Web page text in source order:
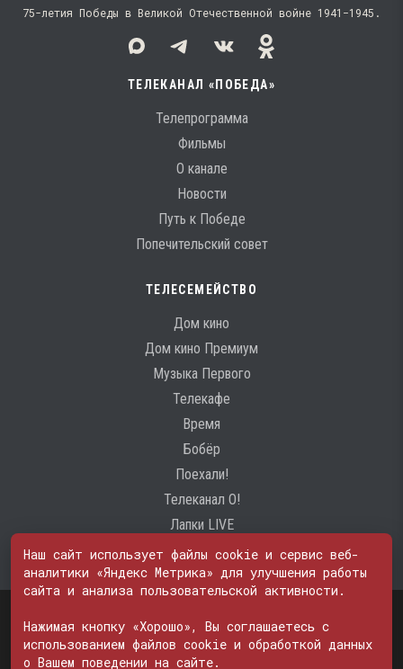
75-летия Победы в Великой Отечественной войне 1941−1945.
ТЕЛЕКАНАЛ «ПОБЕДА»
Телепрограмма
Фильмы
О канале
Новости
Путь к Победе
Попечительский совет
ТЕЛЕСЕМЕЙСТВО
Дом кино
Дом кино Премиум
Музыка Первого
Телекафе
Время
Бобёр
Поехали!
Телеканал О!
Лапки LIVE
№ ФС 77 - 74600
© 2000—2026. Редакция телеканала «ПОБЕДА». Все права на любые
материалы, опубликованные на сайте, защищены. Любое
Наш сайт использует файлы cookie и сервис веб-
аналитики «Яндекс Метрика» для улучшения работы
сайта и анализа пользовательской активности.
Нажимая кнопку «Хорошо», Вы соглашаетесь с
использованием файлов cookie и обработкой данных
о Вашем поведении на сайте.